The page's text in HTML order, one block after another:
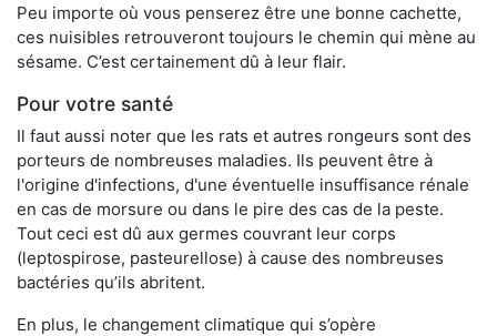
Peu importe où vous penserez être une bonne cachette,
ces nuisibles retrouveront toujours le chemin qui mène au
sésame. C’est certainement dû à leur flair.
Pour votre santé
Il faut aussi noter que les rats et autres rongeurs sont des
porteurs de nombreuses maladies. Ils peuvent être à
l'origine d'infections, d'une éventuelle insuffisance rénale
en cas de morsure ou dans le pire des cas de la peste.
Tout ceci est dû aux germes couvrant leur corps
(leptospirose, pasteurellose) à cause des nombreuses
bactéries qu’ils abritent.
En plus, le changement climatique qui s’opère